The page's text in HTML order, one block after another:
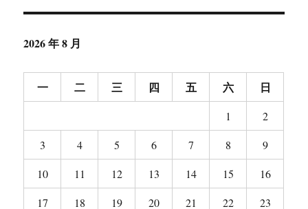
重
过
的
2026 年 8 月
一 二 三 四 五 六 日
1
2
3
4 5 6 7 8
9
10
11 12 13 14 15
16
17
18 19 20 21 22
23